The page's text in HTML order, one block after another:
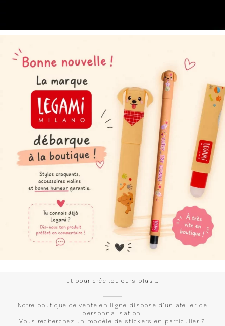
Et pour crée toujours plus …
Notre boutique de vente en ligne dispose d’un atelier de
personnalisation.
Vous recherchez un modèle de stickers en particulier ?